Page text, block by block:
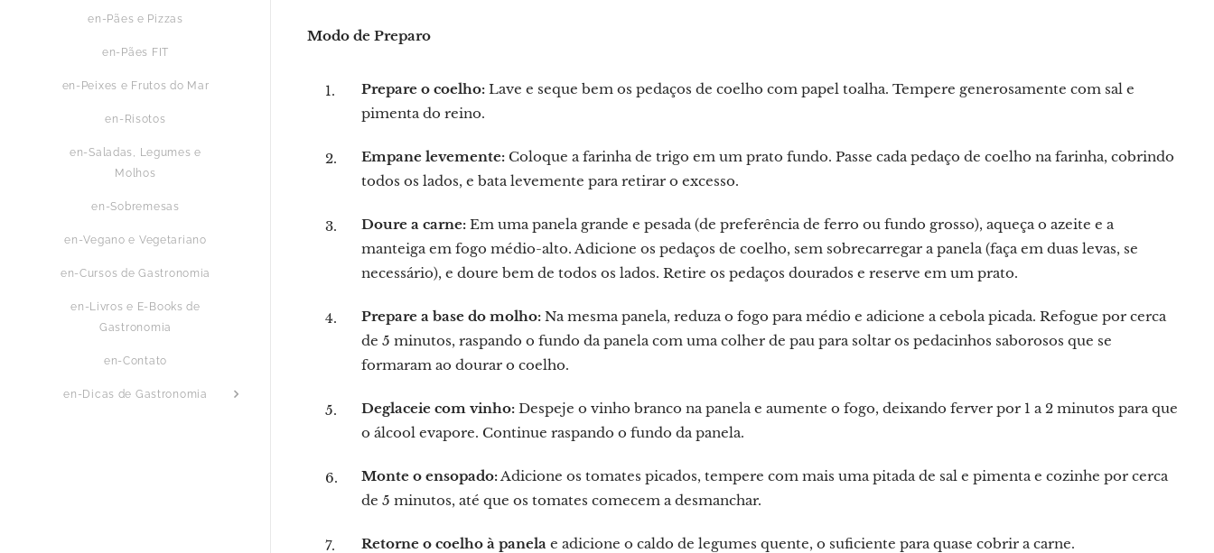
en-Pães e Pizzas
en-Pães FIT
en-Peixes e Frutos do Mar
en-Risotos
en-Saladas, Legumes e
Molhos
en-Sobremesas
en-Vegano e Vegetariano
en-Cursos de Gastronomia
en-Livros e E-Books de
Gastronomia
en-Contato
en-Dicas de Gastronomia
Modo de Preparo
Prepare o coelho: Lave e seque bem os pedaços de coelho com papel toalha. Tempere generosamente com sal e
pimenta do reino.
Empane levemente: Coloque a farinha de trigo em um prato fundo. Passe cada pedaço de coelho na farinha, cobrindo
todos os lados, e bata levemente para retirar o excesso.
Doure a carne: Em uma panela grande e pesada (de preferência de ferro ou fundo grosso), aqueça o azeite e a
manteiga em fogo médio-alto. Adicione os pedaços de coelho, sem sobrecarregar a panela (faça em duas levas, se
necessário), e doure bem de todos os lados. Retire os pedaços dourados e reserve em um prato.
Prepare a base do molho: Na mesma panela, reduza o fogo para médio e adicione a cebola picada. Refogue por cerca
de 5 minutos, raspando o fundo da panela com uma colher de pau para soltar os pedacinhos saborosos que se
formaram ao dourar o coelho.
Deglaceie com vinho: Despeje o vinho branco na panela e aumente o fogo, deixando ferver por 1 a 2 minutos para que
o álcool evapore. Continue raspando o fundo da panela.
Monte o ensopado:Adicione os tomates picados, tempere com mais uma pitada de sal e pimenta e cozinhe por cerca
de 5 minutos, até que os tomates comecem a desmanchar.
Retorne o coelho à panela e adicione o caldo de legumes quente, o suficiente para quase cobrir a carne.